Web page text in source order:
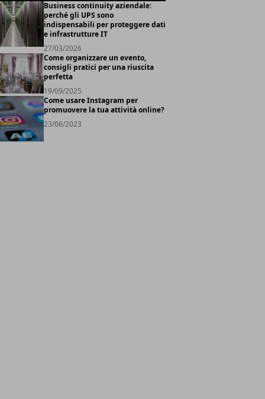
Business continuity aziendale:
perché gli UPS sono
indispensabili per proteggere dati
e infrastrutture IT
27/03/2026
Come organizzare un evento,
consigli pratici per una riuscita
perfetta
19/09/2025
Come usare Instagram per
promuovere la tua attività online?
23/06/2023